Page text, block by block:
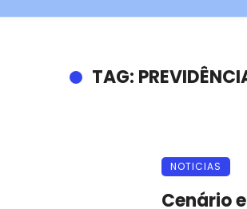
TAG:
NOTICIAS
Cenário